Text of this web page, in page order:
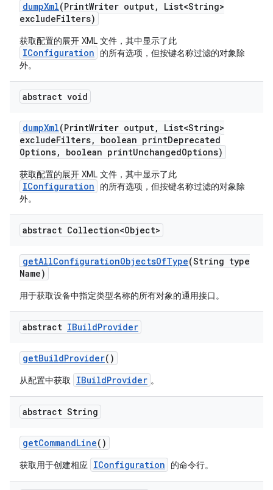
dumpXml(PrintWriter output,
List<String>
excludeFilters)
获取配置的展开 XML 文件，其中显示了此
IConfiguration
的所有选项，但按键名称过滤的对象除
外。
abstract void
dumpXml(PrintWriter output,
List<String>
excludeFilters, boolean printDeprecated
Options, boolean printUnchangedOptions)
获取配置的展开 XML 文件，其中显示了此
IConfiguration
的所有选项，但按键名称过滤的对象除
外。
abstract Collection<Object>
getAllConfigurationObjectsOfType(String type
Name)
用于获取设备中指定类型名称的所有对象的通用接口。
abstract IBuildProvider
getBuildProvider()
从配置中获取 IBuildProvider 。
abstract String
getCommandLine()
获取用于创建相应 IConfiguration 的命令行。